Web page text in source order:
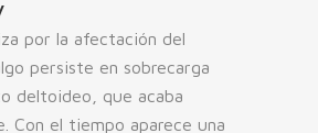
por la afectación del
persiste en sobrecarga
deltoideo, que acaba
Con el tiempo aparece una